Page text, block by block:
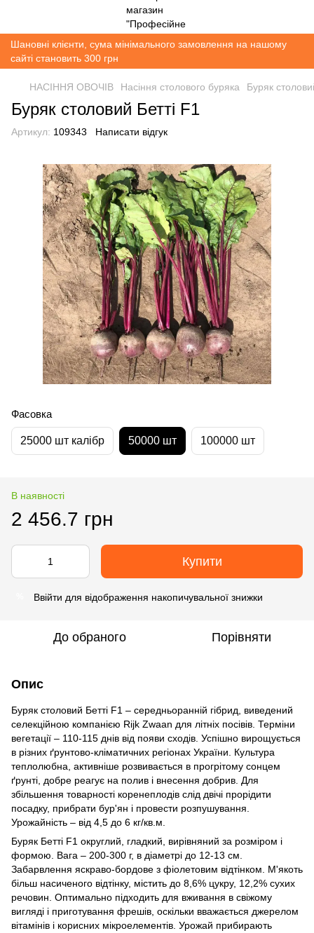
Шановні клієнти, сума мінімального замовлення на нашому
сайті становить 300 грн
НАСІННЯ ОВОЧІВ Насіння столового буряка Буряк
Буряк столовий Бетті F1
Артикул: 109343 Написати відгук
Фасовка
25000 шт калібр 50000 шт 100000 шт
В наявності
2 456.7 грн
Купити
Ввійти для відображення накопичувальної знижки
До обраного Порівняти
Опис
Буряк столовий Бетті F1 – середньоранній гібрид, виведений
селекційною компанією Rijk Zwaan для літніх посівів. Терміни
вегетації – 110-115 днів від появи сходів. Успішно вирощується
в різних ґрунтово-кліматичних регіонах України. Культура
теплолюбна, активніше розвивається в прогрітому сонцем
ґрунті, добре реагує на полив і внесення добрив. Для
збільшення товарності коренеплодів слід двічі прорідити
посадку, прибрати бур'ян і провести розпушування.
Урожайність – від 4,5 до 6 кг/кв.м.
Буряк Бетті F1 округлий, гладкий, вирівняний за розміром і
формою. Вага – 200-300 г, в діаметрі до 12-13 см.
Забарвлення яскраво-бордове з фіолетовим відтінком. М'якоть
більш насиченого відтінку, містить до 8,6% цукру, 12,2% сухих
речовин. Оптимально підходить для вживання в свіжому
вигляді і приготування фрешів, оскільки вважається джерелом
вітамінів і корисних мікроелементів. Урожай прибирають